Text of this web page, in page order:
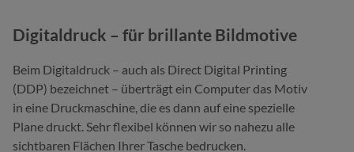
Digitaldruck – für brillante Bildmotive
Beim Digitaldruck – auch als Direct Digital Printing
(DDP) bezeichnet – überträgt ein Computer das Motiv
in eine Druckmaschine, die es dann auf eine spezielle
Plane druckt. Sehr flexibel können wir so nahezu alle
sichtbaren Flächen Ihrer Tasche bedrucken.